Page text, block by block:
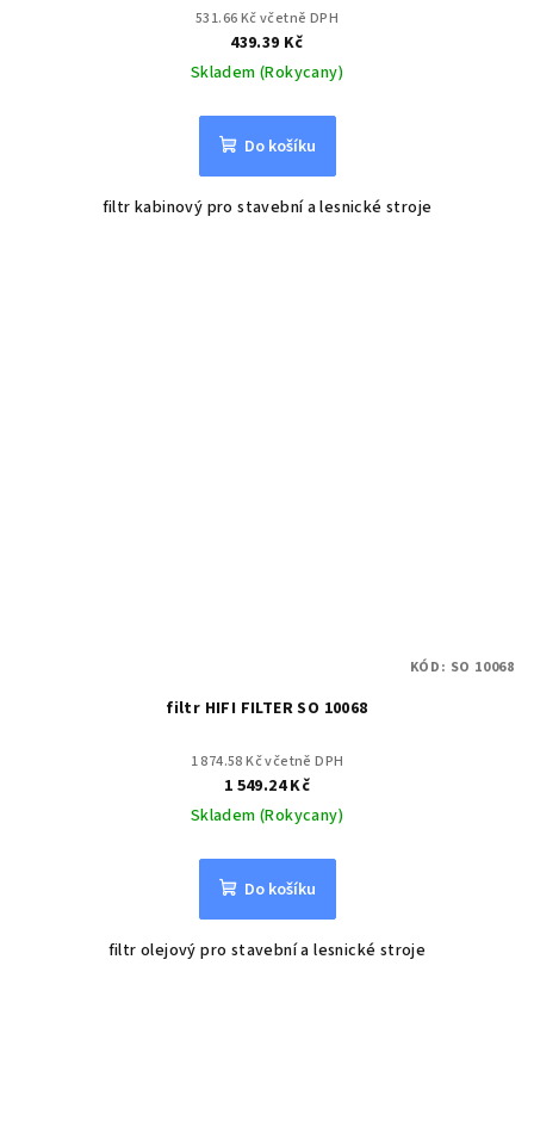
531.66 Kč včetně DPH
439.39 Kč
Skladem (Rokycany)
Do košíku
filtr kabinový pro stavební a lesnické stroje
filtr HIFI FILTER SO 10068
1 874.58 Kč včetně DPH
1 549.24 Kč
Skladem (Rokycany)
Do košíku
filtr olejový pro stavební a lesnické stroje
KÓD: SO 10068